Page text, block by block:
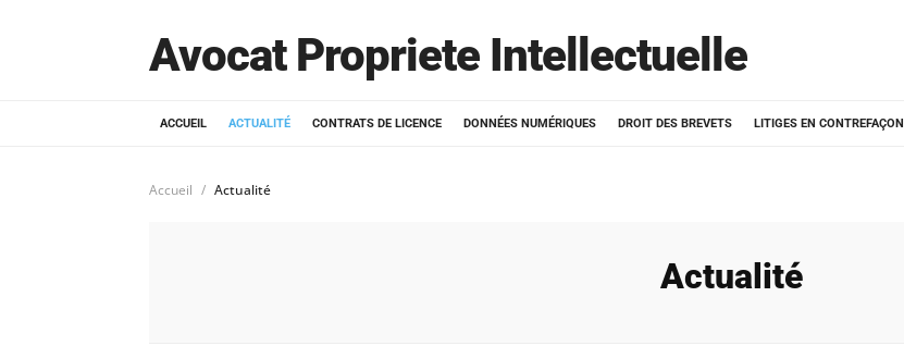
Avocat Propriete Intellectuelle
ACCUEIL ACTUALITÉ CONTRATS DE LICENCE DONNÉES NUMÉRIQUES DROIT DES BREVETS LITIGES EN CONTREFAÇON
Accueil Actualité
Actualité